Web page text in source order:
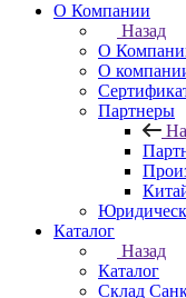
О Компании
Назад
О
О
Партнеры
Каталог
Назад
Каталог
Cклад